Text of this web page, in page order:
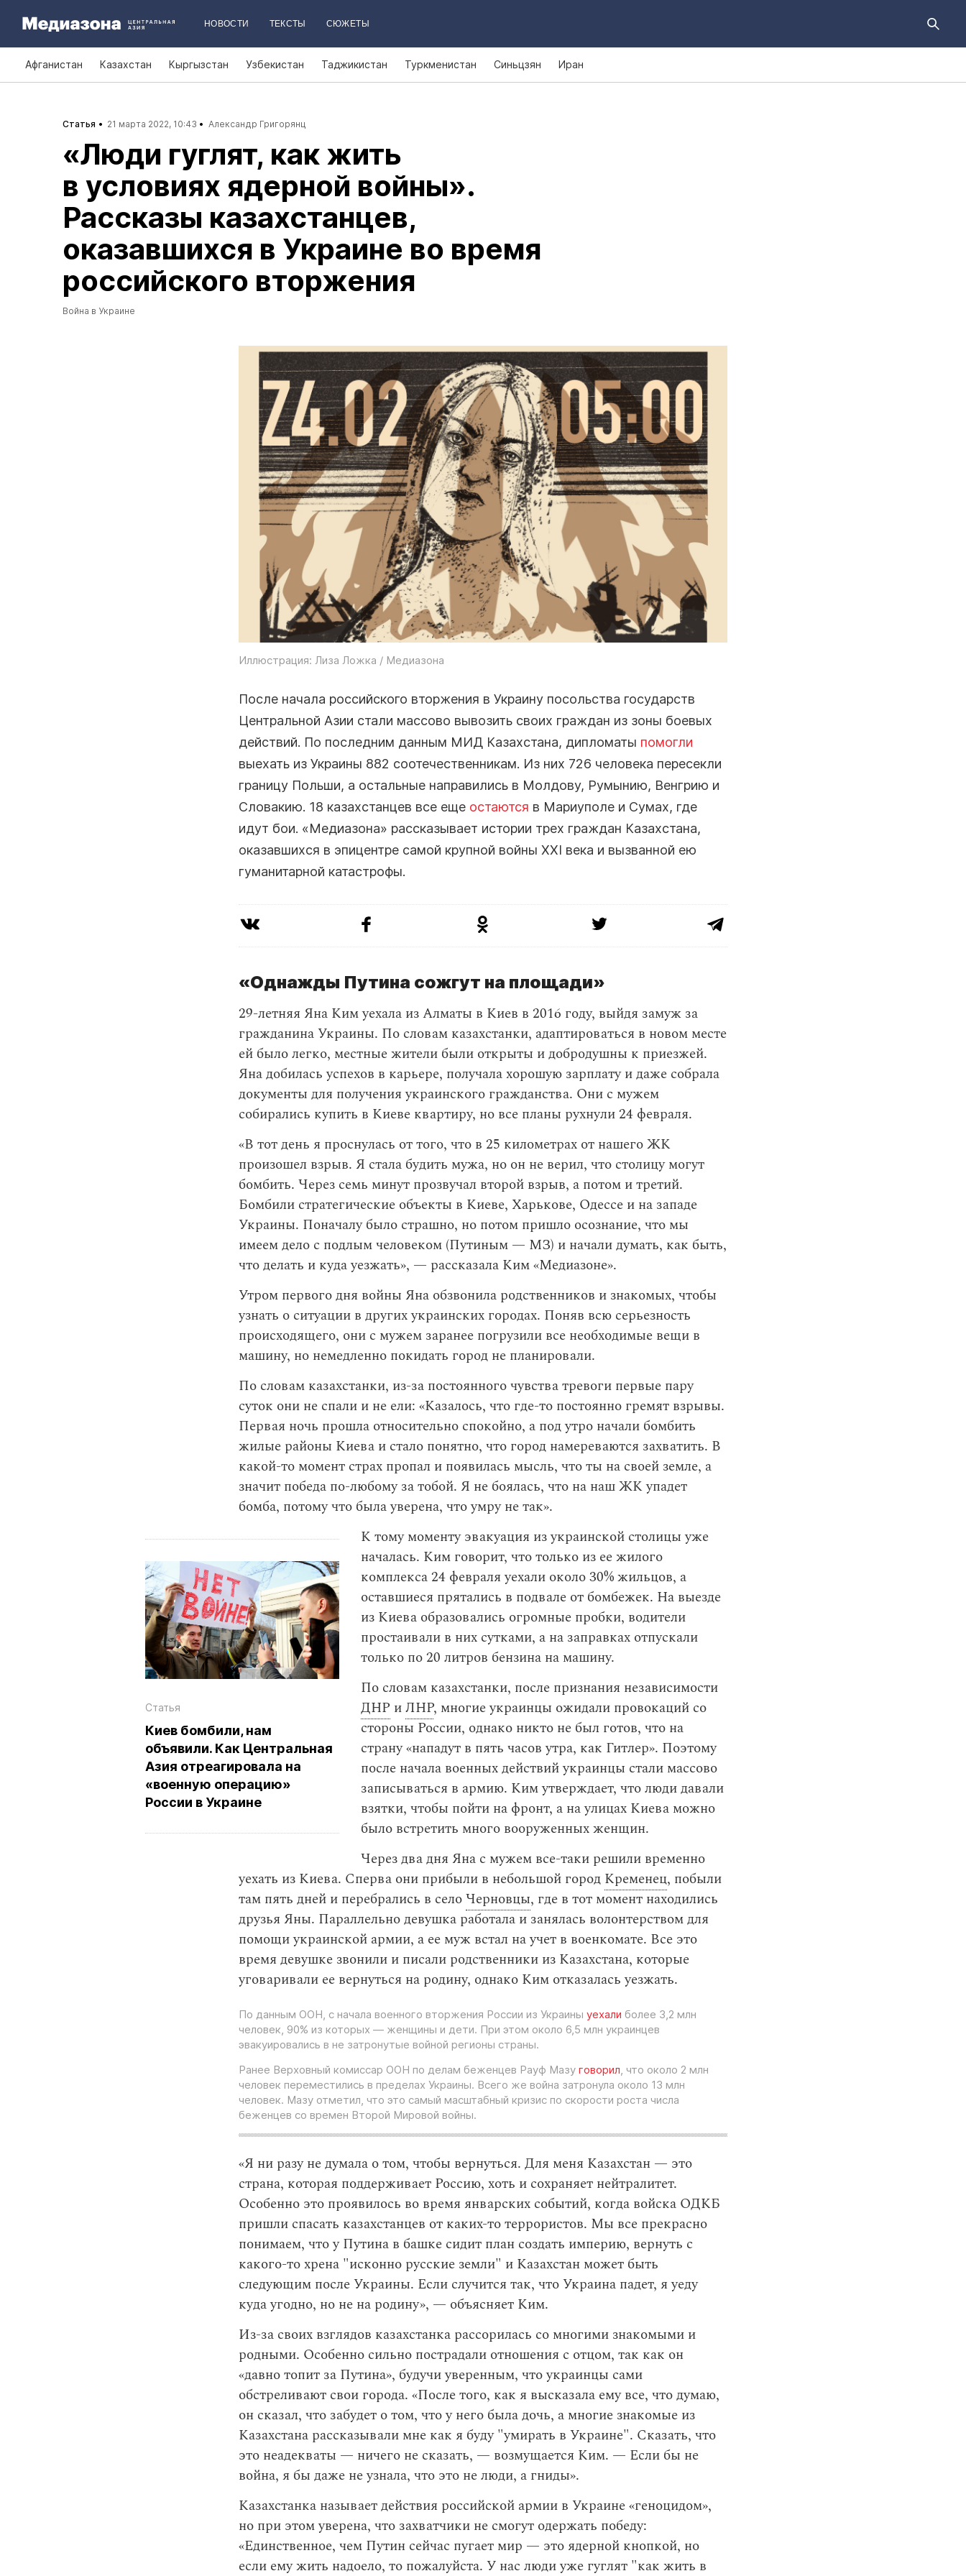
НОВОСТИ ТЕКСТЫ СЮЖЕТЫ
Афганистан Казахстан Кыргызстан Узбекистан Таджикистан Туркменистан Синьцзян Иран
Статья 21 марта 2022, 10:43 Александр Григорянц
«Люди гуглят, как жить
в условиях ядерной войны».
Рассказы казахстанцев,
оказавшихся в Украине во время
российского вторжения
Война в Украине
Иллюстрация: Лиза Ложка / Медиазона
После начала российского вторжения в Украину посольства государств
Центральной Азии стали массово вывозить своих граждан из зоны боевых
действий. По последним данным МИД Казахстана, дипломаты помогли
выехать из Украины 882 соотечественникам. Из них 726 человека пересекли
границу Польши, а остальные направились в Молдову, Румынию, Венгрию и
Словакию. 18 казахстанцев все еще остаются в Мариуполе и Сумах, где
идут бои. «Медиазона» рассказывает истории трех граждан Казахстана,
оказавшихся в эпицентре самой крупной войны XXI века и вызванной ею
гуманитарной катастрофы.
«Однажды Путина сожгут на площади»
29-летняя Яна Ким уехала из Алматы в Киев в 2016 году, выйдя замуж за
гражданина Украины. По словам казахстанки, адаптироваться в новом месте
ей было легко, местные жители были открыты и добродушны к приезжей.
Яна добилась успехов в карьере, получала хорошую зарплату и даже собрала
документы для получения украинского гражданства. Они с мужем
собирались купить в Киеве квартиру, но все планы рухнули 24 февраля.
«В тот день я проснулась от того, что в 25 километрах от нашего ЖК
произошел взрыв. Я стала будить мужа, но он не верил, что столицу могут
бомбить. Через семь минут прозвучал второй взрыв, а потом и третий.
Бомбили стратегические объекты в Киеве, Харькове, Одессе и на западе
Украины. Поначалу было страшно, но потом пришло осознание, что мы
имеем дело с подлым человеком (Путиным — МЗ) и начали думать, как быть,
что делать и куда уезжать», — рассказала Ким «Медиазоне».
Утром первого дня войны Яна обзвонила родственников и знакомых, чтобы
узнать о ситуации в других украинских городах. Поняв всю серьезность
происходящего, они с мужем заранее погрузили все необходимые вещи в
машину, но немедленно покидать город не планировали.
По словам казахстанки, из-за постоянного чувства тревоги первые пару
суток они не спали и не ели: «Казалось, что где-то постоянно гремят взрывы.
Первая ночь прошла относительно спокойно, а под утро начали бомбить
жилые районы Киева и стало понятно, что город намереваются захватить. В
какой-то момент страх пропал и появилась мысль, что ты на своей земле, а
значит победа по-любому за тобой. Я не боялась, что на наш ЖК упадет
бомба, потому что была уверена, что умру не так».
Статья
Киев бомбили, нам
объявили. Как Центральная
Азия отреагировала на
«военную операцию»
России в Украине
К тому моменту эвакуация из украинской столицы уже
началась. Ким говорит, что только из ее жилого
комплекса 24 февраля уехали около 30% жильцов, а
оставшиеся прятались в подвале от бомбежек. На выезде
из Киева образовались огромные пробки, водители
простаивали в них сутками, а на заправках отпускали
только по 20 литров бензина на машину.
По словам казахстанки, после признания независимости
ДНР иЛНР, многие украинцы ожидали провокаций со
стороны России, однако никто не был готов, что на
страну «нападут в пять часов утра, как Гитлер». Поэтому
после начала военных действий украинцы стали массово
записываться в армию. Ким утверждает, что люди давали
взятки, чтобы пойти на фронт, а на улицах Киева можно
было встретить много вооруженных женщин.
Через два дня Яна с мужем все-таки решили временно
уехать из Киева. Сперва они прибыли в небольшой город Кременец, побыли
там пять дней и перебрались в селоЧерновцы, где в тот момент находились
друзья Яны. Параллельно девушка работала и занялась волонтерством для
помощи украинской армии, а ее муж встал на учет в военкомате. Все это
время девушке звонили и писали родственники из Казахстана, которые
уговаривали ее вернуться на родину, однако Ким отказалась уезжать.
По данным ООН, с начала военного вторжения России из Украины уехали более 3,2 млн
человек, 90% из которых — женщины и дети. При этом около 6,5 млн украинцев
эвакуировались в не затронутые войной регионы страны.
Ранее Верховный комиссар ООН по делам беженцев Рауф Мазу говорил, что около 2 млн
человек переместились в пределах Украины. Всего же война затронула около 13 млн
человек. Мазу отметил, что это самый масштабный кризис по скорости роста числа
беженцев со времен Второй Мировой войны.
«Я ни разу не думала о том, чтобы вернуться. Для меня Казахстан — это
страна, которая поддерживает Россию, хоть и сохраняет нейтралитет.
Особенно это проявилось во время январских событий, когда войска ОДКБ
пришли спасать казахстанцев от каких-то террористов. Мы все прекрасно
понимаем, что у Путина в башке сидит план создать империю, вернуть с
какого-то хрена "исконно русские земли" и Казахстан может быть
следующим после Украины. Если случится так, что Украина падет, я уеду
куда угодно, но не на родину», — объясняет Ким.
Из-за своих взглядов казахстанка рассорилась со многими знакомыми и
родными. Особенно сильно пострадали отношения с отцом, так как он
«давно топит за Путина», будучи уверенным, что украинцы сами
обстреливают свои города. «После того, как я высказала ему все, что думаю,
он сказал, что забудет о том, что у него была дочь, а многие знакомые из
Казахстана рассказывали мне как я буду "умирать в Украине". Сказать, что
это неадекваты — ничего не сказать, — возмущается Ким. — Если бы не
война, я бы даже не узнала, что это не люди, а гниды».
Казахстанка называет действия российской армии в Украине «геноцидом»,
но при этом уверена, что захватчики не смогут одержать победу:
«Единственное, чем Путин сейчас пугает мир — это ядерной кнопкой, но
если ему жить надоело, то пожалуйста. У нас люди уже гуглят "как жить в